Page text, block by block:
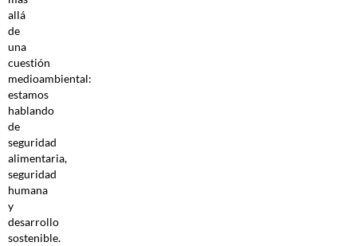
allá
de
una
cuestión
medioambiental:
estamos
hablando
de
seguridad
alimentaria,
seguridad
humana
y
desarrollo
sostenible.